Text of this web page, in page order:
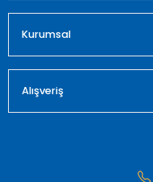
Kurumsal
Alışveriş